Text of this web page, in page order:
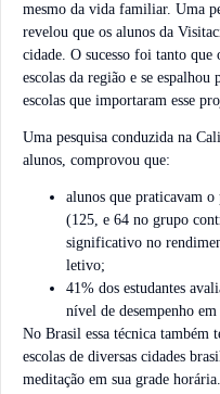
mesmo da vida familiar. Uma
revelou que os alunos da
cidade. O sucesso foi tanto
escolas da região e se
escolas que importaram esse
Uma pesquisa conduzida na
alunos, comprovou que:
alunos que praticavam o
(125, e 64 no grupo
significativo no
letivo;
41% dos estudantes
nível de desempenho em
No Brasil essa técnica também
escolas de diversas cidades
meditação em sua grade horária.